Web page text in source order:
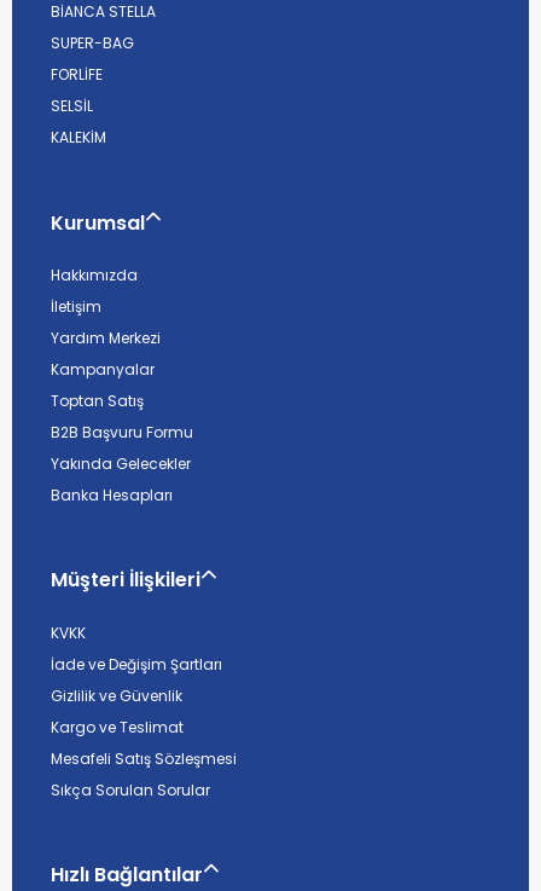
BİANCA STELLA
SUPER-BAG
FORLİFE
SELSİL
KALEKİM
Kurumsal
Hakkımızda
İletişim
Yardım Merkezi
Kampanyalar
Toptan Satış
B2B Başvuru Formu
Yakında Gelecekler
Banka Hesapları
Müşteri İlişkileri
KVKK
İade ve Değişim Şartları
Gizlilik ve Güvenlik
Kargo ve Teslimat
Mesafeli Satış Sözleşmesi
Sıkça Sorulan Sorular
Hızlı Bağlantılar